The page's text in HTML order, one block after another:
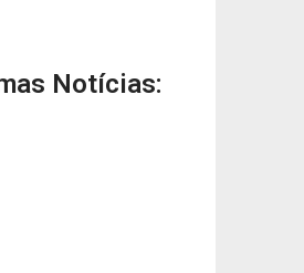
Notícias: